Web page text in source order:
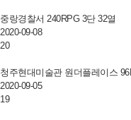
중랑경찰서 240RPG 3단 32열
2020-09-08
20
청주현대미술관 원더플레이스
2020-09-05
19